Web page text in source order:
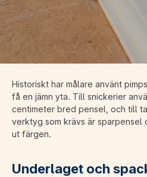
Historiskt har målare använt
få en jämn yta. Till snickerier
centimeter bred pensel, och till
verktyg som krävs är sparpensel
ut färgen.
Underlaget och